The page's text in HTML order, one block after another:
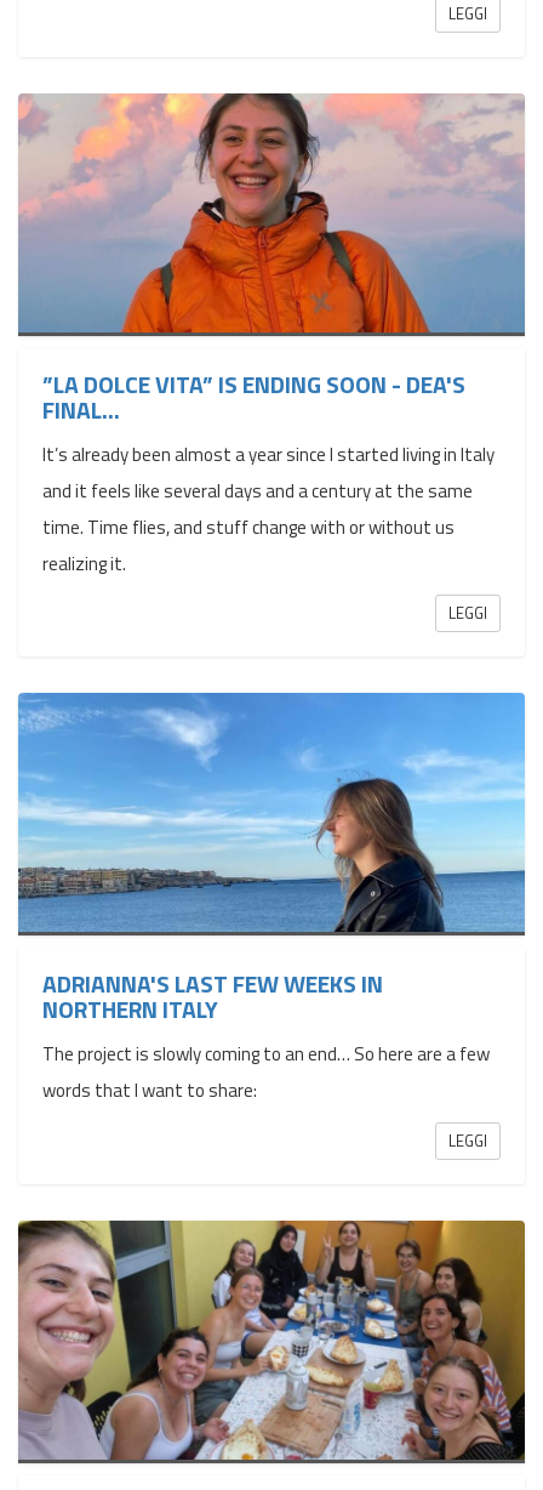
LEGGI
”LA DOLCE VITA” IS ENDING SOON - DEA'S
FINAL...
It’s already been almost a year since I started living in Italy
and it feels like several days and a century at the same
time. Time flies, and stuff change with or without us
realizing it.
LEGGI
ADRIANNA'S LAST FEW WEEKS IN
NORTHERN ITALY
The project is slowly coming to an end… So here are a few
words that I want to share:
LEGGI